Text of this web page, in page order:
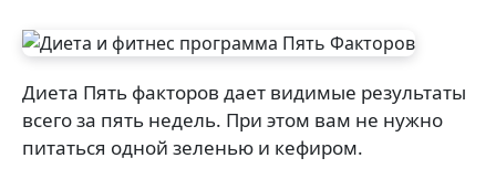
Диета Пять факторов дает видимые результаты
всего за пять недель. При этом вам не нужно
питаться одной зеленью и кефиром.